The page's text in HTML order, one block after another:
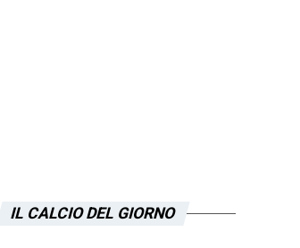
IL CALCIO DEL GIORNO